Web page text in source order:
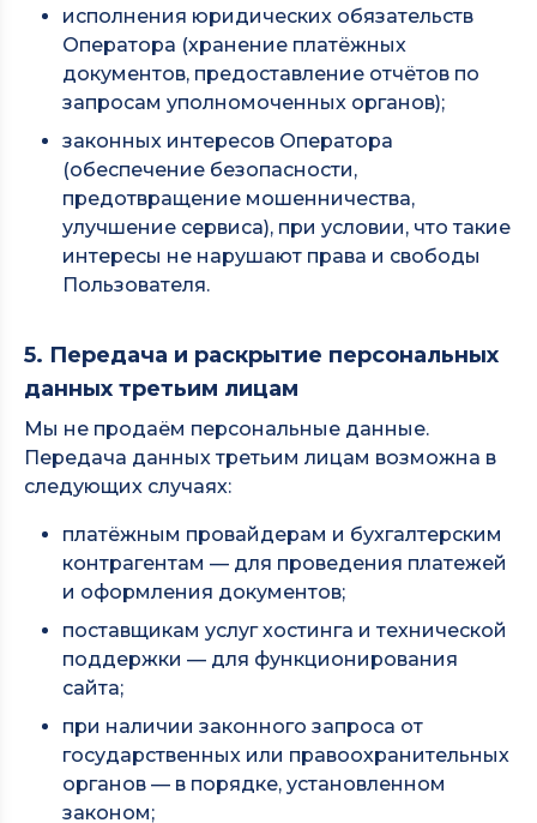
исполнения юридических обязательств
Оператора (хранение платёжных
документов, предоставление отчётов по
запросам уполномоченных органов);
законных интересов Оператора
(обеспечение безопасности,
предотвращение мошенничества,
улучшение сервиса), при условии, что такие
интересы не нарушают права и свободы
Пользователя.
5. Передача и раскрытие персональных
данных третьим лицам
Мы не продаём персональные данные.
Передача данных третьим лицам возможна в
следующих случаях:
платёжным провайдерам и бухгалтерским
контрагентам — для проведения платежей
и оформления документов;
поставщикам услуг хостинга и технической
поддержки — для функционирования
сайта;
при наличии законного запроса от
государственных или правоохранительных
органов — в порядке, установленном
законом;